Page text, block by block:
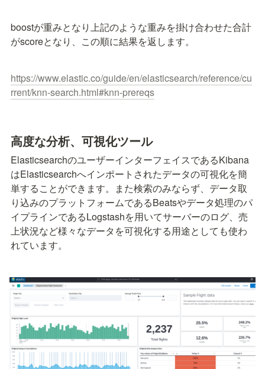
boostが重みとなり上記のような重みを掛け合わせた合計
がscoreとなり、この順に結果を返します。
https://www.elastic.co/guide/en/elasticsearch/reference/cu
rrent/knn-search.html#knn-prereqs
高度な分析、可視化ツール
ElasticsearchのユーザーインターフェイスであるKibana
はElasticsearchへインポートされたデータの可視化を簡
単することができます。また検索のみならず、データ取
り込みのプラットフォームであるBeatsやデータ処理のパ
イプラインであるLogstashを用いてサーバーのログ、売
上状況など様々なデータを可視化する用途としても使わ
れています。